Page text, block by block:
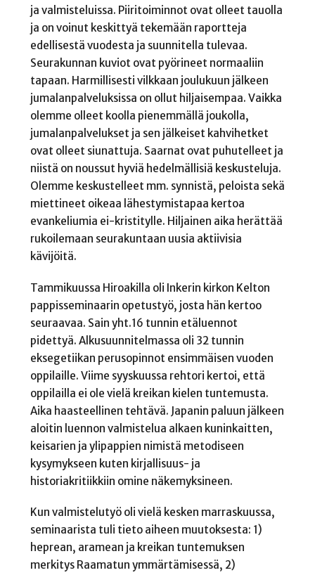
ja valmisteluissa. Piiritoiminnot ovat olleet tauolla
ja on voinut keskittyä tekemään raportteja
edellisestä vuodesta ja suunnitella tulevaa.
Seurakunnan kuviot ovat pyörineet normaaliin
tapaan. Harmillisesti vilkkaan joulukuun jälkeen
jumalanpalveluksissa on ollut hiljaisempaa. Vaikka
olemme olleet koolla pienemmällä joukolla,
jumalanpalvelukset ja sen jälkeiset kahvihetket
ovat olleet siunattuja. Saarnat ovat puhutelleet ja
niistä on noussut hyviä hedelmällisiä keskusteluja.
Olemme keskustelleet mm. synnistä, peloista sekä
miettineet oikeaa lähestymistapaa kertoa
evankeliumia ei-kristitylle. Hiljainen aika herättää
rukoilemaan seurakuntaan uusia aktiivisia
kävijöitä.
Tammikuussa Hiroakilla oli Inkerin kirkon Kelton
pappisseminaarin opetustyö, josta hän kertoo
seuraavaa. Sain yht.16 tunnin etäluennot
pidettyä. Alkusuunnitelmassa oli 32 tunnin
eksegetiikan perusopinnot ensimmäisen vuoden
oppilaille. Viime syyskuussa rehtori kertoi, että
oppilailla ei ole vielä kreikan kielen tuntemusta.
Aika haasteellinen tehtävä. Japanin paluun jälkeen
aloitin luennon valmistelua alkaen kuninkaitten,
keisarien ja ylipappien nimistä metodiseen
kysymykseen kuten kirjallisuus- ja
historiakritiikkiin omine näkemyksineen.
Kun valmistelutyö oli vielä kesken marraskuussa,
seminaarista tuli tieto aiheen muutoksesta: 1)
heprean, aramean ja kreikan tuntemuksen
merkitys Raamatun ymmärtämisessä, 2)